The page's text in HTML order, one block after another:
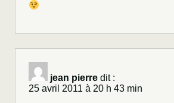
jean pierre dit :
25 avril 2011 à 20 h 43 min